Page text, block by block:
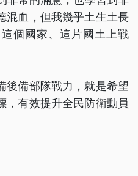
混血，但我幾乎土生土長
個國家、這片國土上戰
後備部隊戰力，就是希望
，有效提升全民防衛動員